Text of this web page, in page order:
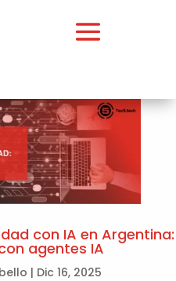
con IA en Argentina:
agentes IA
| Dic 16, 2025